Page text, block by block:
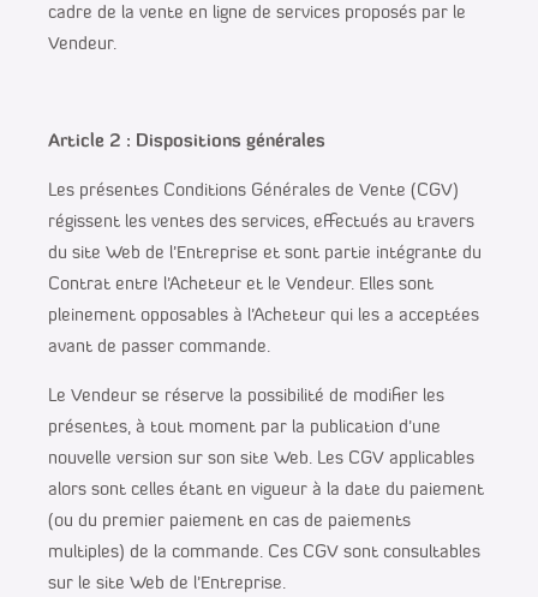
cadre de la vente en ligne de services proposés par le
Vendeur.
Article 2 : Dispositions générales
Les présentes Conditions Générales de Vente (CGV)
régissent les ventes des services, effectués au travers
du site Web de l’Entreprise et sont partie intégrante du
Contrat entre l’Acheteur et le Vendeur. Elles sont
pleinement opposables à l’Acheteur qui les a acceptées
avant de passer commande.
Le Vendeur se réserve la possibilité de modifier les
présentes, à tout moment par la publication d’une
nouvelle version sur son site Web. Les CGV applicables
alors sont celles étant en vigueur à la date du paiement
(ou du premier paiement en cas de paiements
multiples) de la commande. Ces CGV sont consultables
sur le site Web de l’Entreprise.